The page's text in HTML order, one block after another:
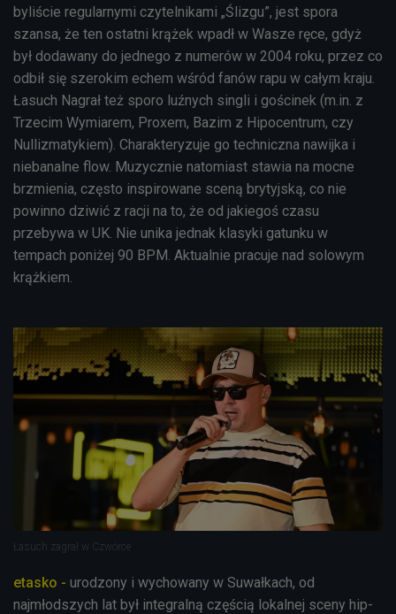
byliście regularnymi czytelnikami „Ślizgu”, jest spora
szansa, że ten ostatni krążek wpadł w Wasze ręce, gdyż
był dodawany do jednego z numerów w 2004 roku, przez co
odbił się szerokim echem wśród fanów rapu w całym kraju.
Łasuch Nagrał też sporo luźnych singli i gościnek (m.in. z
Trzecim Wymiarem, Proxem, Bazim z Hipocentrum, czy
Nullizmatykiem). Charakteryzuje go techniczna nawijka i
niebanalne flow. Muzycznie natomiast stawia na mocne
brzmienia, często inspirowane sceną brytyjską, co nie
powinno dziwić z racji na to, że od jakiegoś czasu
przebywa w UK. Nie unika jednak klasyki gatunku w
tempach poniżej 90 BPM. Aktualnie pracuje nad solowym
krążkiem.
Łasuch zagrał w Czwórce
etasko - urodzony i wychowany w Suwałkach, od
najmłodszych lat był integralną częścią lokalnej sceny hip-